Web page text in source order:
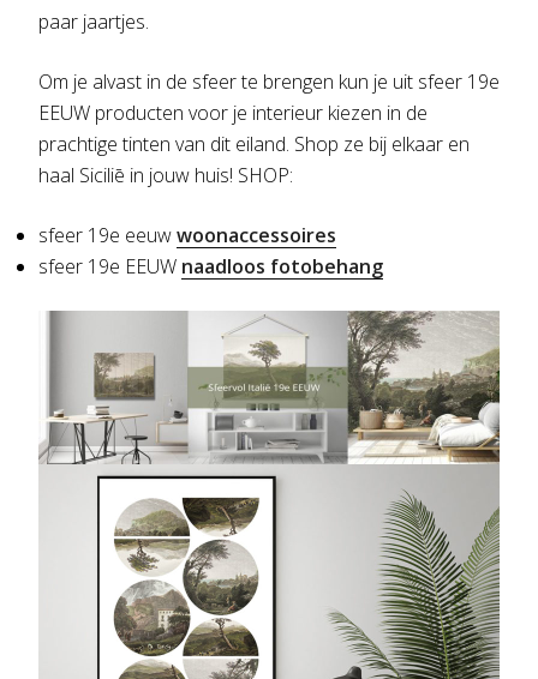
paar jaartjes.
Om je alvast in de sfeer te brengen kun je uit sfeer 19e
EEUW producten voor je interieur kiezen in de
prachtige tinten van dit eiland. Shop ze bij elkaar en
haal Siciliē in jouw huis! SHOP:
sfeer 19e eeuwwoonaccessoires
sfeer 19e EEUW naadloos fotobehang